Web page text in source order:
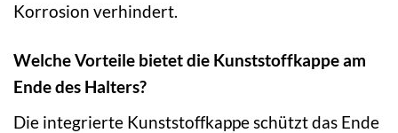
Korrosion verhindert.
Welche Vorteile bietet die Kunststoffkappe am
Ende des Halters?
Die integrierte Kunststoffkappe schützt das Ende